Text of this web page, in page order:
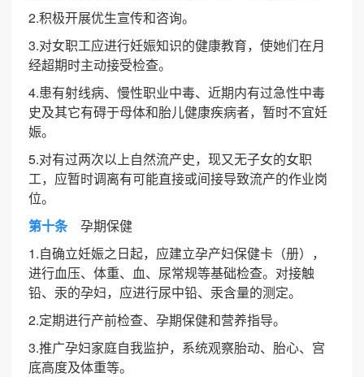
2.积极开展优生宣传和咨询。
3.对女职工应进行妊娠知识的健康教育，使她们在月
经超期时主动接受检查。
4.患有射线病、慢性职业中毒、近期内有过急性中毒
史及其它有碍于母体和胎儿健康疾病者，暂时不宜妊
娠。
5.对有过两次以上自然流产史，现又无子女的女职
工，应暂时调离有可能直接或间接导致流产的作业岗
位。
第十条孕期保健
1.自确立妊娠之日起，应建立孕产妇保健卡（册），
进行血压、体重、血、尿常规等基础检查。对接触
铅、汞的孕妇，应进行尿中铅、汞含量的测定。
2.定期进行产前检查、孕期保健和营养指导。
3.推广孕妇家庭自我监护，系统观察胎动、胎心、宫
底高度及体重等。